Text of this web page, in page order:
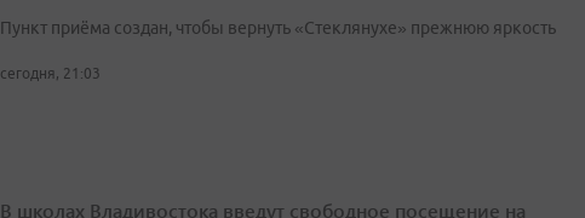
Пункт приёма создан, чтобы вернуть «Стеклянухе» прежнюю яркость
сегодня, 21:03
В школах Владивостока введут свободное посещение на